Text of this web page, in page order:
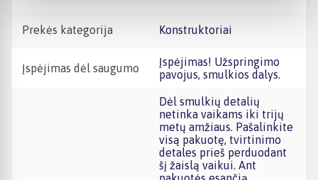
Prekės kategorija Konstruktoriai
Įspėjimas dėl saugumo
Įspėjimas! Užspringimo
pavojus, smulkios dalys.
Dėl smulkių detalių
netinka vaikams iki trijų
metų amžiaus. Pašalinkite
visą pakuotę, tvirtinimo
detales prieš perduodant
šį žaislą vaikui. Ant